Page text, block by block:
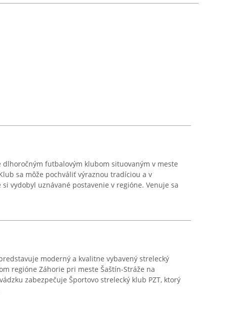
dlhoročným futbalovým klubom situovaným v meste
sa môže pochváliť výraznou tradíciou a v
vydobyl uznávané postavenie v regióne. Venuje sa
moderný a kvalitne vybavený strelecký
regióne Záhorie pri meste Šaštín-Stráže na
zabezpečuje Športovo strelecký klub PZT, ktorý